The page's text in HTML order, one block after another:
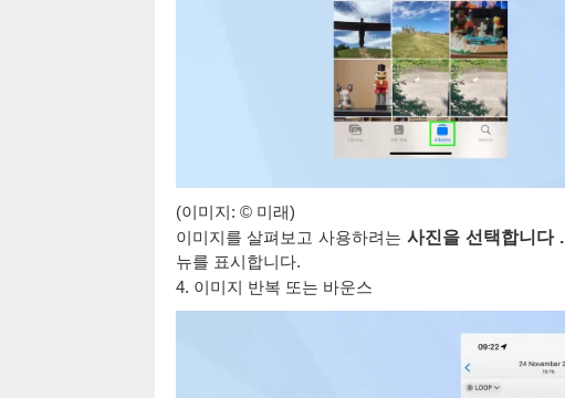
(이미지: © 미래)
이미지를 살펴보고 사용하려는사진을 선택합니다 .
뉴를 표시합니다.
4. 이미지 반복 또는 바운스